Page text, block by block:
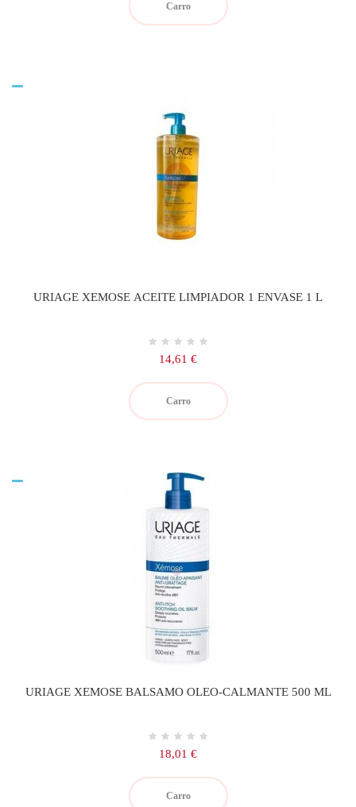
Carro
URIAGE XEMOSE ACEITE LIMPIADOR 1 ENVASE 1 L
Precio
14,61 €
Carro
URIAGE XEMOSE BALSAMO OLEO-CALMANTE 500 ML
Precio
18,01 €
Carro